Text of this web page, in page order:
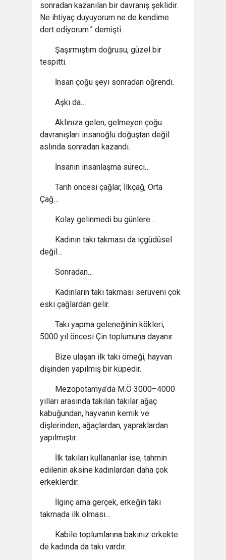
sonradan kazanılan bir davranış şeklidir.
Ne ihtiyaç duyuyorum ne de kendime
dert ediyorum.” demişti.
Şaşırmıştım doğrusu, güzel bir
tespitti.
İnsan çoğu şeyi sonradan öğrendi.
Aşkı da…
Aklınıza gelen, gelmeyen çoğu
davranışları insanoğlu doğuştan değil
aslında sonradan kazandı.
İnsanın insanlaşma süreci…
Tarih öncesi çağlar, İlkçağ, Orta
Çağ…
Kolay gelinmedi bu günlere…
Kadının takı takması da içgüdüsel
değil…
Sonradan…
Kadınların takı takması serüveni çok
eski çağlardan gelir.
Takı yapma geleneğinin kökleri,
5000 yıl öncesi Çin toplumuna dayanır.
Bize ulaşan ilk takı örneği, hayvan
dişinden yapılmış bir küpedir.
Mezopotamya’da M.Ö 3000–4000
yılları arasında takılan takılar ağaç
kabuğundan, hayvanın kemik ve
dişlerinden, ağaçlardan, yapraklardan
yapılmıştır.
İlk takıları kullananlar ise, tahmin
edilenin aksine kadınlardan daha çok
erkeklerdir.
İlginç ama gerçek, erkeğin takı
takmada ilk olması…
Kabile toplumlarına bakınız erkekte
de kadında da takı vardır.